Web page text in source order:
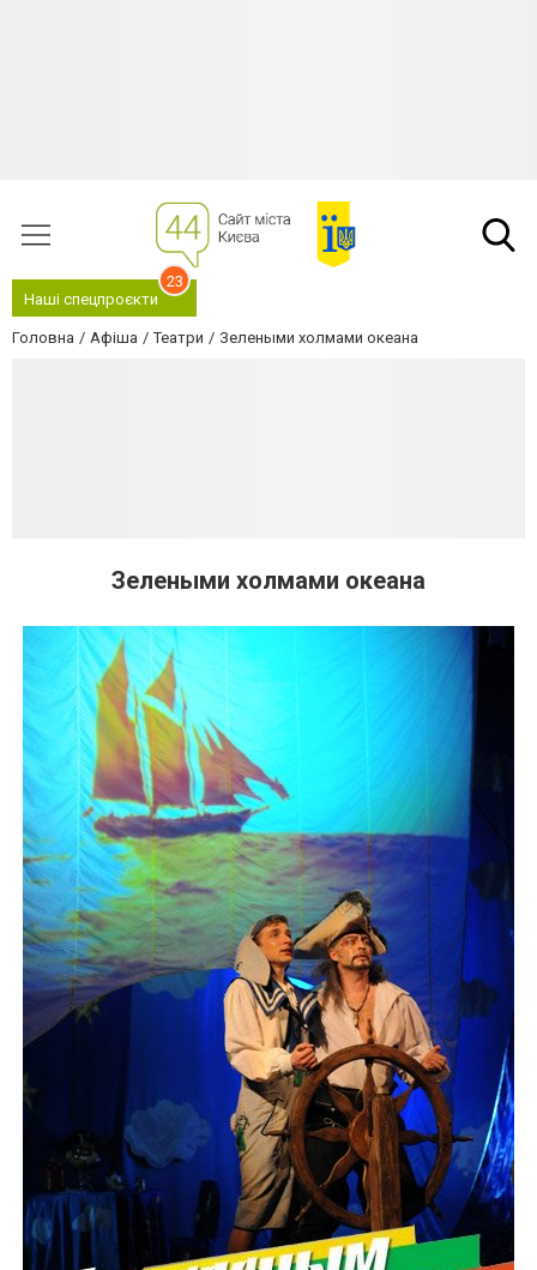
Наші спецпроєкти
23
Головна Афіша Театри Зелеными холмами океана
Зелеными холмами океана